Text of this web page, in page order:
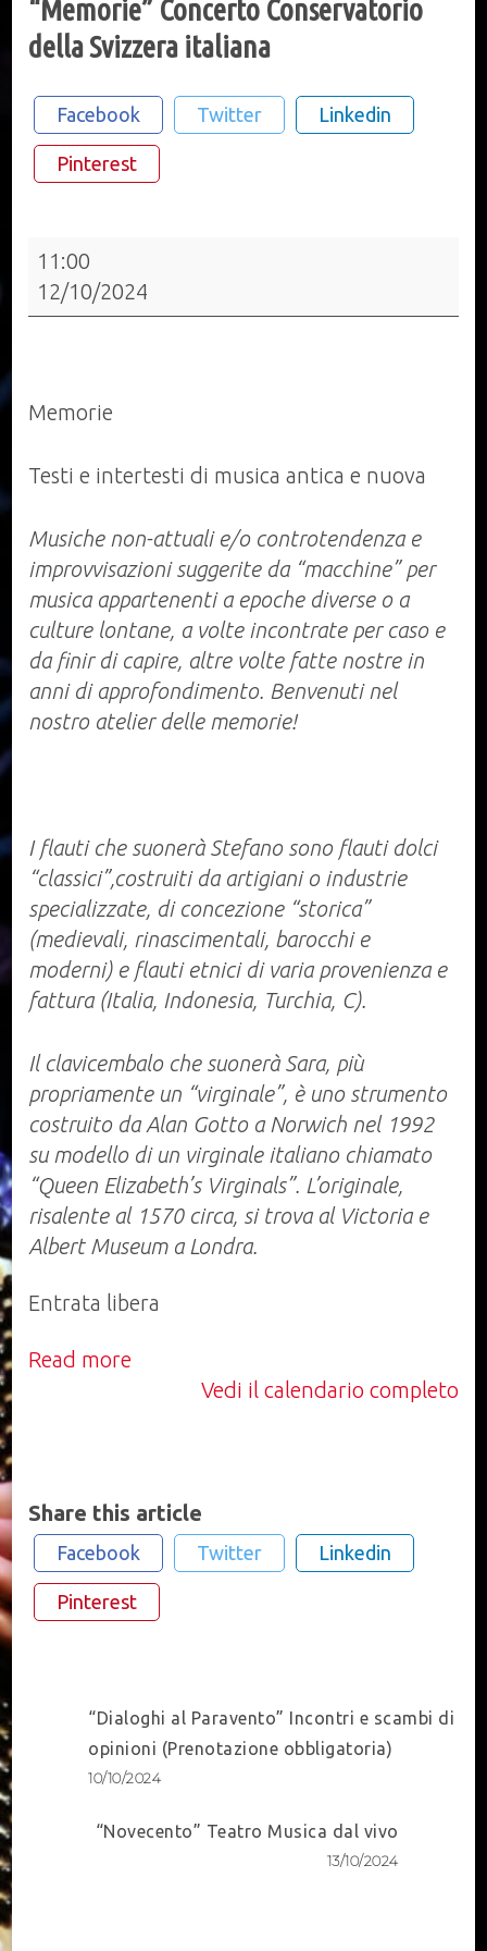
“Memorie” Concerto Conservatorio
della Svizzera italiana
Facebook Twitter Linkedin
Pinterest
“Memorie”
Concerto
Conservatorio
italiana
11:00
12/10/2024
Memorie
Testi e intertesti di musica antica e nuova
Musiche non-attuali e/o controtendenza e
improvvisazioni suggerite da “macchine” per
musica appartenenti a epoche diverse o a
culture lontane, a volte incontrate per caso e
da finir di capire, altre volte fatte nostre in
anni di approfondimento. Benvenuti nel
nostro atelier delle memorie!
I flauti che suonerà Stefano sono flauti dolci
“classici”,costruiti da artigiani o industrie
specializzate, di concezione “storica”
(medievali, rinascimentali, barocchi e
moderni) e flauti etnici di varia provenienza e
fattura (Italia, Indonesia, Turchia, C).
Il clavicembalo che suonerà Sara, più
propriamente un “virginale”, è uno strumento
costruito da Alan Gotto a Norwich nel 1992
su modello di un virginale italiano chiamato
“Queen Elizabeth’s Virginals”. L’originale,
risalente al 1570 circa, si trova al Victoria e
Albert Museum a Londra.
Entrata libera
Read more
Vedi il calendario completo
Share this article
Facebook Twitter Linkedin
Pinterest
Post
Navigation
“Dialoghi al Paravento” Incontri e scambi di
opinioni (Prenotazione obbligatoria)
10/10/2024
“Novecento” Teatro Musica dal vivo
13/10/2024